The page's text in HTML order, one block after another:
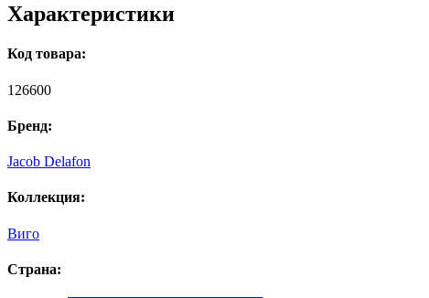
Характеристики
Код товара:
126600
Бренд:
Jacob Delafon
Коллекция:
Виго
Страна: